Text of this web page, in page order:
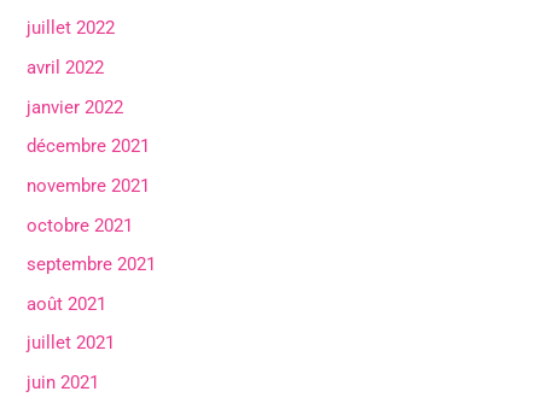
juillet 2022
avril 2022
janvier 2022
décembre 2021
novembre 2021
octobre 2021
septembre 2021
août 2021
juillet 2021
juin 2021